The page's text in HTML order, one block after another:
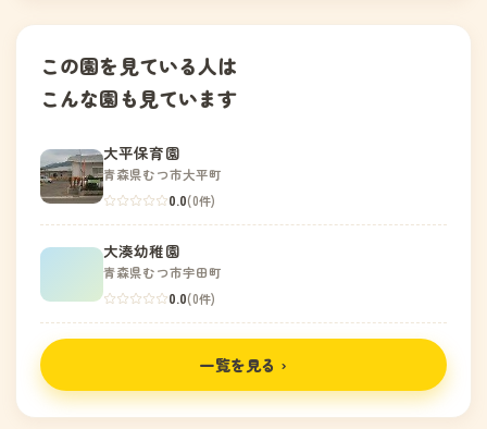
この園を見ている人は
こんな園も見ています
大平保育園
青森県むつ市大平町
0.0(0件)
大湊幼稚園
青森県むつ市宇田町
0.0(0件)
一覧を見る ›